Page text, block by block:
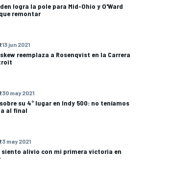
logra la pole para Mid-Ohio y O'Ward
remontar
13 jun 2021
reemplaza a Rosenqvist en la Carrera
30 may 2021
su 4° lugar en Indy 500: no teníamos
al final
3 may 2021
siento alivio con mi primera victoria en